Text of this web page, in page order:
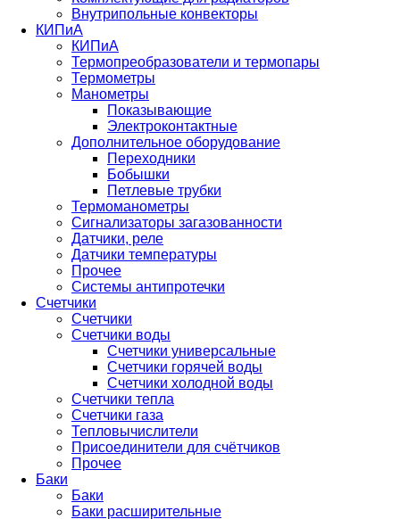
Внутрипольные конвекторы
КИПиА
КИПиА
Термопреобразователи и термопары
Термометры
Манометры
Показывающие
Электроконтактные
Дополнительное оборудование
Переходники
Бобышки
Петлевые трубки
Термоманометры
Сигнализаторы загазованности
Датчики, реле
Датчики температуры
Прочее
Системы антипротечки
Счетчики
Счетчики
Счетчики воды
Счетчики универсальные
Счетчики горячей воды
Счетчики холодной воды
Счетчики тепла
Счетчики газа
Тепловычислители
Присоединители для счётчиков
Прочее
Баки
Баки
Баки расширительные